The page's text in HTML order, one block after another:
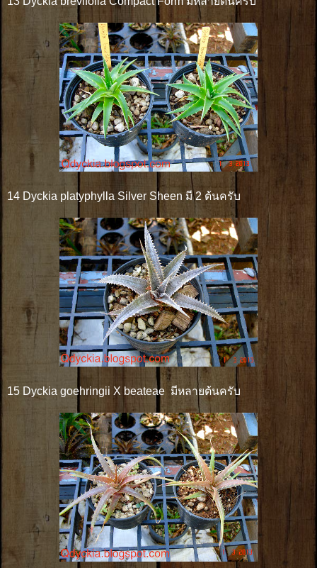
14 Dyckia platyphylla Silver Sheen มี 2 ต้นครับ
15 Dyckia goehringii X beateae มีหลายต้นครับ